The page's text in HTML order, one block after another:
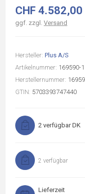
CHF
ggf. zzgl. Versand
Hersteller: Plus A/S
Artikelnummer: 169590-1
Herstellernummer:
GTIN: 5703393747440
2 verfügbar DK
2 verfügbar
Lieferzeit